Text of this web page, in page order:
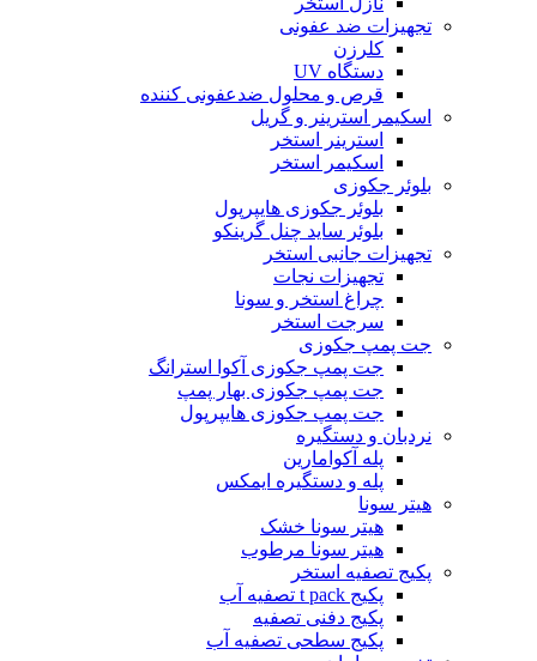
تجهیزات ضد عفونی
کلرزن
دستگاه UV
قرص و محلول ضدعفونی کننده
اسکیمر استرینر و گریل
استرینر استخر
اسکیمر استخر
بلوئر جکوزی
بلوئر جکوزی هایپرپول
بلوئر ساید چنل گرینکو
تجهیزات جانبی استخر
تجهیزات نجات
چراغ استخر و سونا
سرجت استخر
جت پمپ جکوزی
جت پمپ جکوزی آکوا استرانگ
جت پمپ جکوزی بهار پمپ
جت پمپ جکوزی هایپرپول
نردبان و دستگیره
پله آکوامارین
پله و دستگیره ایمکس
هیتر سونا
هیتر سونا خشک
هیتر سونا مرطوب
پکیج تصفیه استخر
پکیج t pack تصفیه آب
پکیج دفنی تصفیه
پکیج سطحی تصفیه آب